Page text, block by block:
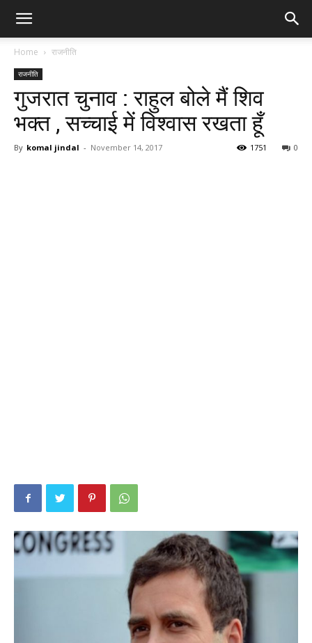
Home राजनीति
राजनीति
गुजरात चुनाव : राहुल बोले मैं शिव
भक्त , सच्चाई में विश्वास रखता हूँ
By komal jindal - November 14, 2017 0
1751